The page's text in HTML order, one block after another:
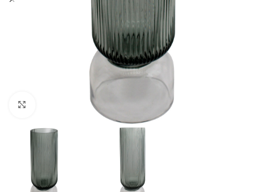
Click to enlarge